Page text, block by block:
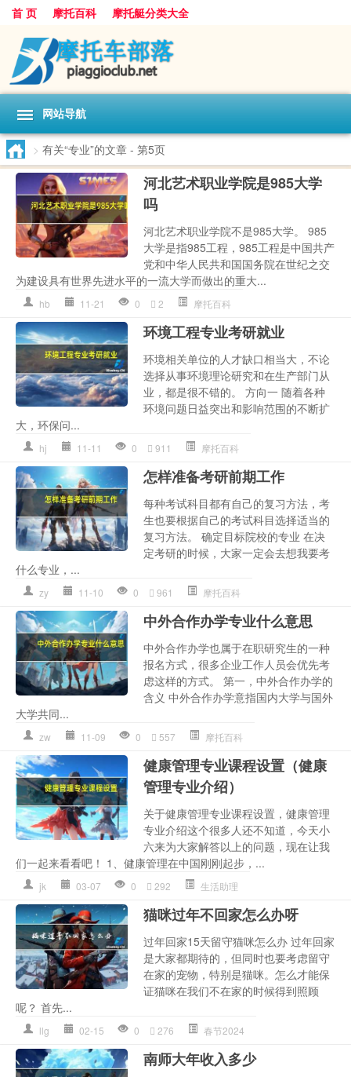
首 页 摩托百科 摩托艇分类大全
网站导航
> 有关“专业”的文章 - 第5页
河北艺术职业学院是985大学
吗
河北艺术职业学院不是985大学。 985
大学是指985工程，985工程是中国共产
党和中华人民共和国国务院在世纪之交
为建设具有世界先进水平的一流大学而做出的重大...
hb 11-21 0 2 摩托百科
环境工程专业考研就业
环境相关单位的人才缺口相当大，不论
选择从事环境理论研究和在生产部门从
业，都是很不错的。 方向一 随着各种
环境问题日益突出和影响范围的不断扩
大，环保问...
hj 11-11 0 911 摩托百科
怎样准备考研前期工作
每种考试科目都有自己的复习方法，考
生也要根据自己的考试科目选择适当的
复习方法。 确定目标院校的专业 在决
定考研的时候，大家一定会去想我要考
什么专业，...
zy 11-10 0 961 摩托百科
中外合作办学专业什么意思
中外合作办学也属于在职研究生的一种
报名方式，很多企业工作人员会优先考
虑这样的方式。 第一，中外合作办学的
含义 中外合作办学意指国内大学与国外
大学共同...
zw 11-09 0 557 摩托百科
健康管理专业课程设置（健康
管理专业介绍）
关于健康管理专业课程设置，健康管理
专业介绍这个很多人还不知道，今天小
六来为大家解答以上的问题，现在让我
们一起来看看吧！ 1、健康管理在中国刚刚起步，...
jk 03-07 0 292 生活助理
猫咪过年不回家怎么办呀
过年回家15天留守猫咪怎么办 过年回家
是大家都期待的，但同时也要考虑留守
在家的宠物，特别是猫咪。怎么才能保
证猫咪在我们不在家的时候得到照顾
呢？ 首先...
llg 02-15 0 276 春节2024
南师大年收入多少